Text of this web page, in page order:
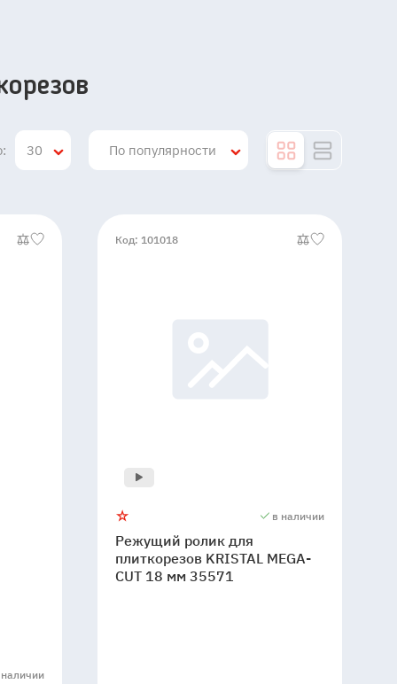
30 По популярности
Код: 101018
в наличии
Режущий ролик для
плиткорезов KRISTAL MEGA-
CUT 18 мм 35571